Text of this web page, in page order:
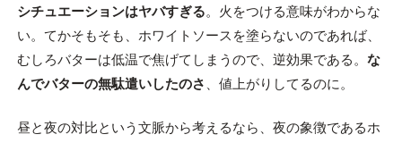
シチュエーションはヤバすぎる。火をつける意味がわからな
い。てかそもそも、ホワイトソースを塗らないのであれば、
むしろバターは低温で焦げてしまうので、逆効果である。 な
んでバターの無駄遣いしたのさ
、値上がりしてるのに。
昼と夜の対比という文脈から考えるなら、夜の象徴であるホ